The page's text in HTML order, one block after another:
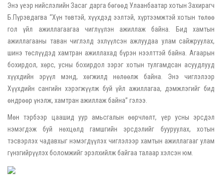
Энэ үеэр нийслэлийн Засаг дарга бөгөөд Улаанбаатар хотын Захирагч
Б.Пүрэвдагва “Хүн төвтэй, хүүхдэд ээлтэй, хүртээмжтэй хотын төлөө
гол үйл ажиллагаагаа чиглүүлэн ажиллаж байна. Бид хамтын
ажиллагааны таван чиглэлд эхлүүлсэн ажлуудаа улам сайжруулах,
шинэ төслүүдэд хамтран ажиллахад бүрэн нээлттэй байна. Агаарын
бохирдол, хөрс, усны бохирдол зэрэг хотын тулгамдсан асуудлууд
хүүхдийн эрүүл мэнд, хөгжилд нөлөөлж байна. Энэ чиглэлээр
Хүүхдийн сангийн хэрэгжүүлж буй үйл ажиллагаа, дэмжлэгийг бид
өндрөөр үнэлж, хамтран ажиллаж байна” гэлээ.
Мөн тэрбээр цаашид уур амьсгалын өөрчлөлт, үер усны эрсдэл
нэмэгдэж буй нөхцөлд гамшгийн эрсдэлийг бууруулах, хотын
тэсвэрлэх чадавхыг нэмэгдүүлэх чиглэлээр хамтын ажиллагааг улам
гүнзгийрүүлэх боломжийг эрэлхийлж байгаа талаар хэлсэн юм.